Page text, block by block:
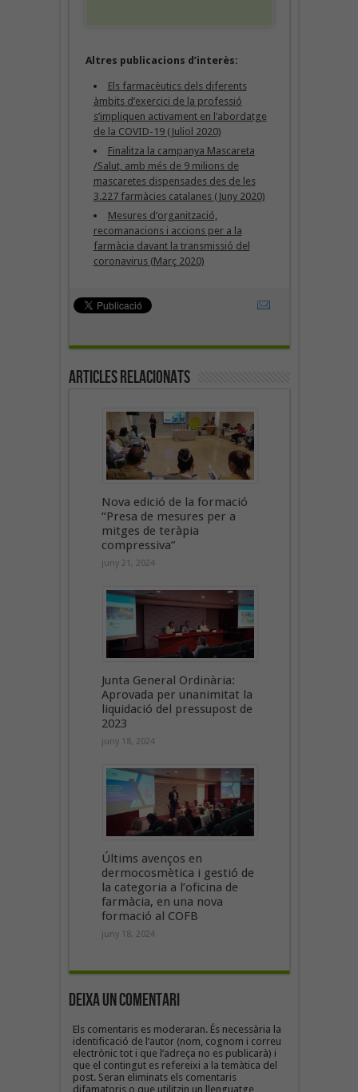
Altres publicacions d’interès:
Els farmacèutics dels diferents
àmbits d’exercici de la professió
s’impliquen activament en l’abordatge
de la COVID-19 (Juliol 2020)
Finalitza la campanya Mascareta
/Salut, amb més de 9 milions de
mascaretes dispensades des de les
3.227 farmàcies catalanes (Juny 2020)
Mesures d’organització,
recomanacions i accions per a la
farmàcia davant la transmissió del
coronavirus (Març 2020)
Articles Relacionats
Nova edició de la formació
“Presa de mesures per a
mitges de teràpia
compressiva”
juny 21, 2024
Junta General Ordinària:
Aprovada per unanimitat la
liquidació del pressupost de
2023
juny 18, 2024
Últims avenços en
dermocosmètica i gestió de
la categoria a l’oficina de
farmàcia, en una nova
formació al COFB
juny 18, 2024
Deixa un Comentari
Els comentaris es moderaran. És necessària la
identificació de l’autor (nom, cognom i correu
electrònic tot i que l’adreça no es publicarà) i
que el contingut es refereixi a la temàtica del
post. Seran eliminats els comentaris
difamatoris o que utilitzin un llenguatge